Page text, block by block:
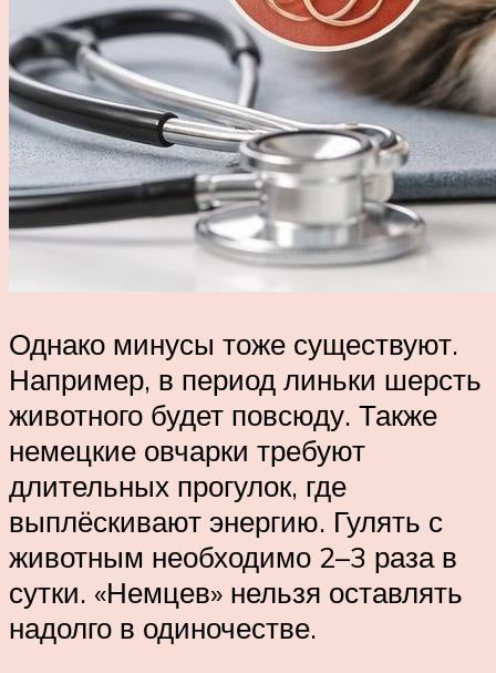
Однако минусы тоже существуют.
Например, в период линьки шерсть
животного будет повсюду. Также
немецкие овчарки требуют
длительных прогулок, где
выплёскивают энергию. Гулять с
животным необходимо 2–3 раза в
сутки. «Немцев» нельзя оставлять
надолго в одиночестве.